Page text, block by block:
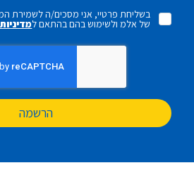
בשליחת פרטיי, אני מסכים/ה לשמירת
של אלמ ולשימוש בהם בהתאם ל
הרשמה